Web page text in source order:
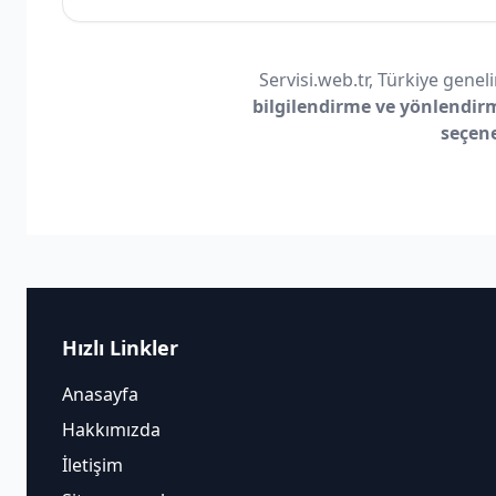
Servisi.web.tr, Türkiye
bilgilendirme ve
Hızlı Linkler
Anasayfa
Hakkımızda
İletişim